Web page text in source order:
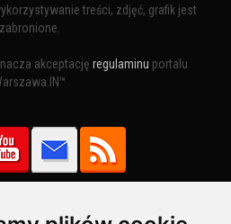
treści, zdjęć, grafik jest
zabronione.
akceptację regulaminu portalu